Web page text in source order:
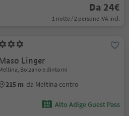
Da 24€
1 notte / 2 persone IVA incl.
Linger
Bolzano e dintorni
215 m da Meltina centro
Alto Adige Guest Pass